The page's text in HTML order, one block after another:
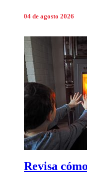
04 de agosto 2026
Revisa